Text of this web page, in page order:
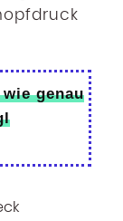
genau